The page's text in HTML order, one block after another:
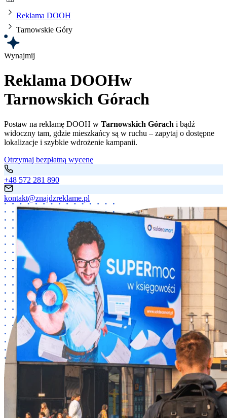
Reklama DOOH
Tarnowskie Góry
Wynajmij
Reklama DOOHw
Tarnowskich Górach
Postaw na reklamę DOOH w Tarnowskich Górach i bądź
widoczny tam, gdzie mieszkańcy są w ruchu – zapytaj o dostępne
lokalizacje i szybkie wdrożenie kampanii.
Otrzymaj bezpłatną wycenę
+48 572 281 890
kontakt@znajdzreklame.pl